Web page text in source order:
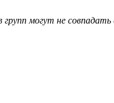
могут не совпадать